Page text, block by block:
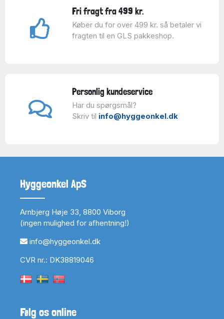
Fri fragt fra 499 kr.
Køber du for over 499 kr. så betaler vi
fragten til en GLS pakkeshop.
Personlig kundeservice
Har du spørgsmål?
Skriv til info@hyggeonkel.dk
Hyggeonkel ApS
Arnbjerg Høje 33, 8800 Viborg
(ingen mulighed for afhentning!)
info@hyggeonkel.dk
CVR nr.: DK38819046
Følg os online